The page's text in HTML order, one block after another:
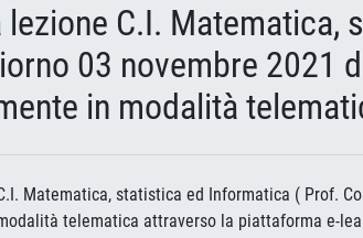
lezione C.I.
03 novembre 2021
in modalità
Matematica, statistica ed Informatica ( Prof.
telematica attraverso la piattaforma e-